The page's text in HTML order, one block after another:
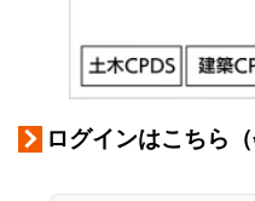
ログインはこちら